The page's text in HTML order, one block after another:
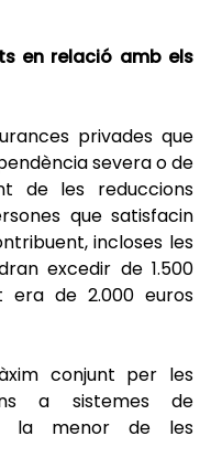
en relació amb els
privades que
severa o de
de les reduccions
que satisfacin
incloses les
excedir de 1.500
era de 2.000 euros
conjunt per les
a sistemes de
la menor de les